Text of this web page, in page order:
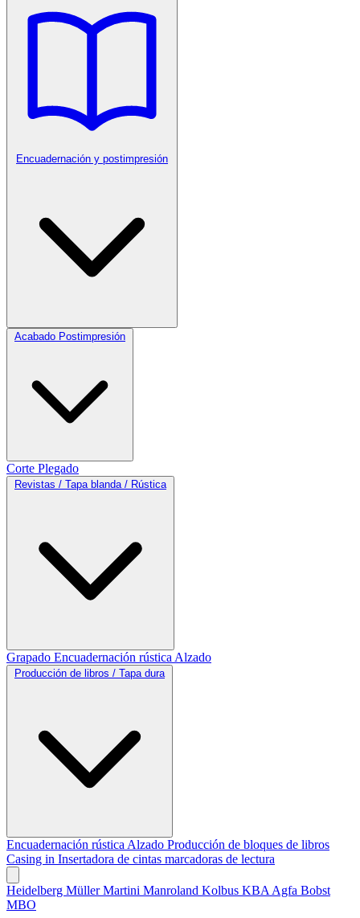
Encuadernación y postimpresión
Acabado Postimpresión
Corte Plegado
Revistas / Tapa blanda / Rústica
Grapado Encuadernación rústica Alzado
Producción de libros / Tapa dura
Encuadernación rústica Alzado Producción de bloques de libros
Casing in Insertadora de cintas marcadoras de lectura
Heidelberg Müller Martini Manroland Kolbus KBA Agfa Bobst
MBO